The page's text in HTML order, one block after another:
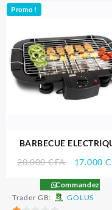
Promo !
BARBECUE
20.000CFA
Le
initial
était :
17.000
Commandez
Trader GB:
GOLUS